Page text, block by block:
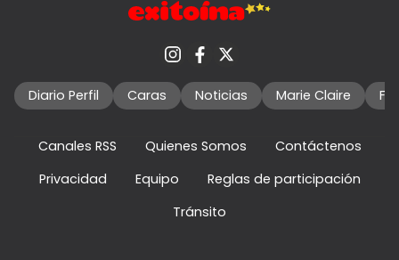
Diario Perfil Caras Noticias Marie Claire
Canales RSS Quienes Somos
Contáctenos
Privacidad
Equipo
Reglas de participación
Tránsito